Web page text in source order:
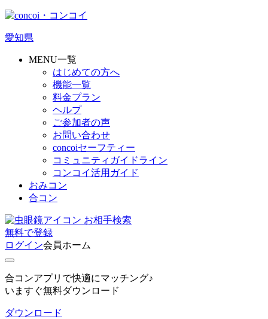
愛知県
MENU一覧
はじめての方へ
機能一覧
料金プラン
ヘルプ
ご参加者の声
お問い合わせ
concoiセーフティー
コミュニティガイドライン
コンコイ活用ガイド
おみコン
合コン
お相手検索
無料で登録
ログイン会員ホーム
合コンアプリで快適にマッチング♪
いますぐ無料ダウンロード
ダウンロード